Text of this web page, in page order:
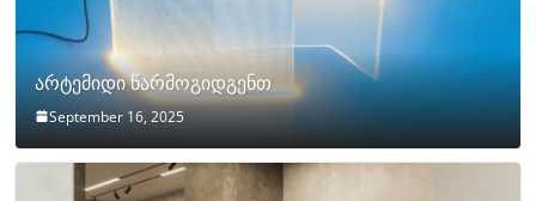
არტემიდი წარმოგიდგენთ
September 16, 2025